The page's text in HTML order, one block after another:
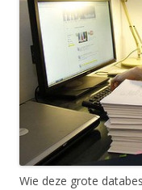
Wie deze grote